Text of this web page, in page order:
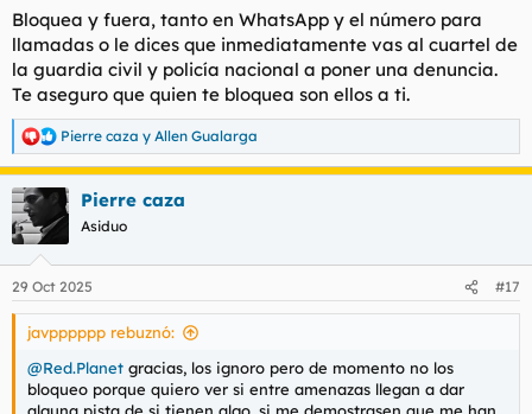
Este fue el mensaje recibido tras la noche que contacté a
varias
Spoiler: Mensaje recibido tras primera cita (número random
Este el recibido hoy, tras lo sucedido este fin de semana:
Spoiler:Mensaje de hoy (otro número random extranjero)
Le he respondido que estoy muy preocupado porque haya
vuelto a haber un malentendido este fin de semana y que
sencillamente jamás volveré a solicitar nada, por lo que no
deben preocuparse nunca más de que esto se repita, y punto
(partiendo de la base de que lo que estos necesitan es
diciendo que si quiero arreglar coja la llamada, y ahí aparté el
Las opciones siguen siendo muchas. Si esta gente no tiene
Bloquea y fuera, tanto en WhatsApp y el número para
llamadas o le dices que inmediatamente vas al cuartel de
la guardia civil y policía nacional a poner una denuncia.
Te aseguro que quien te bloquea son ellos a ti.
R
e
a
c
c
i
e
s
Pierre caza y Allen Gualarga
Pierre caza
Asiduo
29 Oct 2025 #17
javpppppp rebuznó:
@Red.Planet gracias, los ignoro pero de momento no los
bloqueo porque quiero ver si entre amenazas llegan a dar